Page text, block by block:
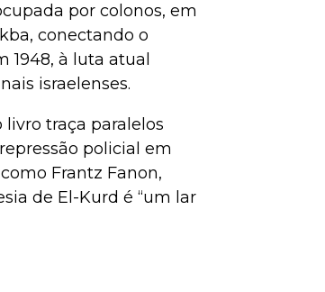
por colonos, em
conectando o
1948, à luta atual
israelenses.
traça paralelos
policial em
Frantz Fanon,
de El-Kurd é “um lar